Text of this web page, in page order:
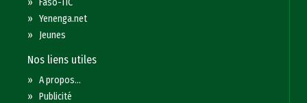
»Yenenga.net
» Jeunes
Nos liens utiles
»A propos...
»Publicité